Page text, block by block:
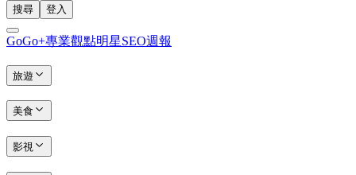
搜尋 登入
GoGo+專業觀點明星SEO週報
旅遊
美食
影視